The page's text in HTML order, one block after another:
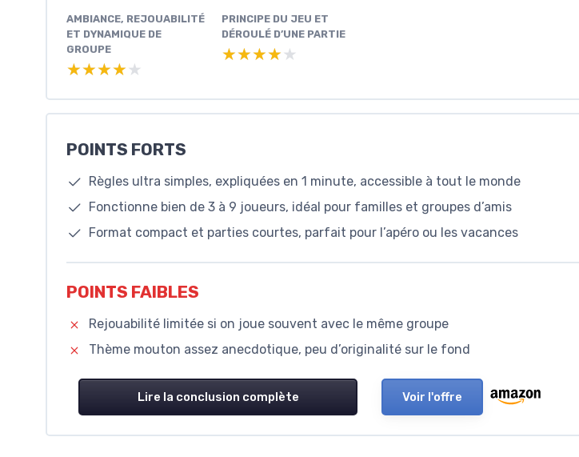
AMBIANCE, REJOUABILITÉ
ET DYNAMIQUE DE
GROUPE
★★★★★
★★★★★
PRINCIPE DU JEU ET
DÉROULÉ D’UNE PARTIE
★★★★★
★★★★★
POINTS FORTS
Règles ultra simples, expliquées en 1 minute, accessible à tout le monde
Fonctionne bien de 3 à 9 joueurs, idéal pour familles et groupes d’amis
Format compact et parties courtes, parfait pour l’apéro ou les vacances
POINTS FAIBLES
Rejouabilité limitée si on joue souvent avec le même groupe
Thème mouton assez anecdotique, peu d’originalité sur le fond
Lire la conclusion complète Voir l'offre